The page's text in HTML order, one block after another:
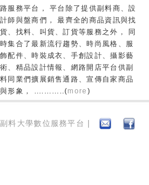
路服務平台， 平台除了提供副料商、設
計師與盤商們， 最齊全的商品資訊與找
貨、找料、叫貨、訂貨等服務之外， 同
時集合了最新流行趨勢、時尚風格、服
飾配件、時裝成衣、手創設計、攝影藝
術、精品設計情報、網路開店平台供副
料同業們擴展銷售通路、宣傳自家商品
與形象， ............(more )
副料大學數位服務平台 |